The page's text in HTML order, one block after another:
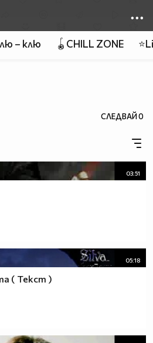
– клю 🪀CHILL ZONE
СЛЕДВАЙ0
03:51
05:18
( Текст )